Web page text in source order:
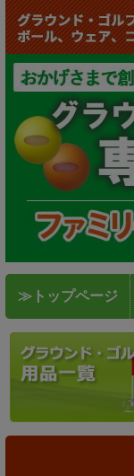
≫トップページ